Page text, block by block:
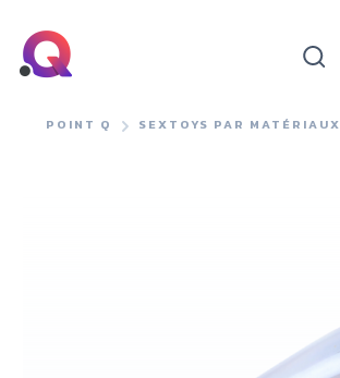
POINT Q SEXTOYS PAR MATÉRIAUX